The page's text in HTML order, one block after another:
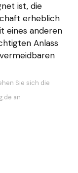
ist, die
erheblich
eines anderen
Anlass
Sie sich die
an